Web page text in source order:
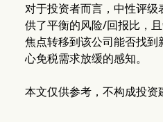
对于投资者而言，中性评
供了平衡的风险/回报比，
焦点转移到该公司能否找
心免税需求放缓的感知。
本文仅供参考，不构成投资